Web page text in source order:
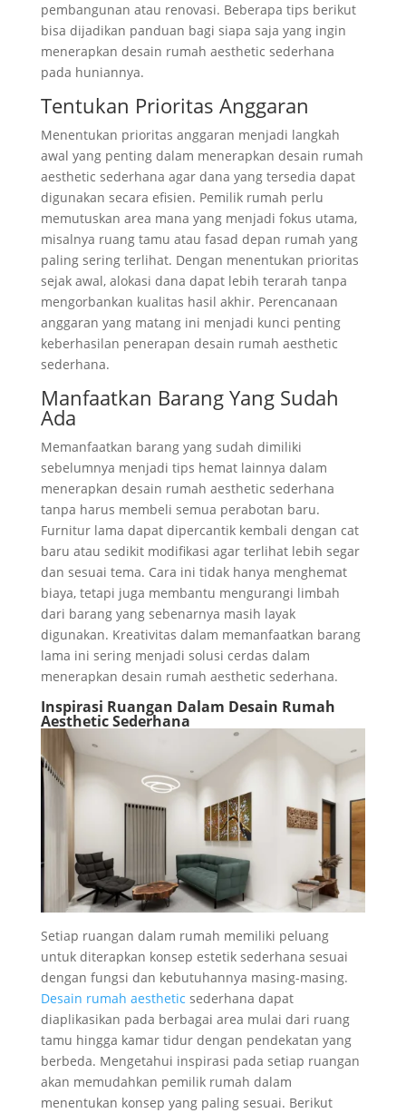
pembangunan atau renovasi. Beberapa tips berikut
bisa dijadikan panduan bagi siapa saja yang ingin
menerapkan desain rumah aesthetic sederhana
pada huniannya.
Tentukan Prioritas Anggaran
Menentukan prioritas anggaran menjadi langkah
awal yang penting dalam menerapkan desain rumah
aesthetic sederhana agar dana yang tersedia dapat
digunakan secara efisien. Pemilik rumah perlu
memutuskan area mana yang menjadi fokus utama,
misalnya ruang tamu atau fasad depan rumah yang
paling sering terlihat. Dengan menentukan prioritas
sejak awal, alokasi dana dapat lebih terarah tanpa
mengorbankan kualitas hasil akhir. Perencanaan
anggaran yang matang ini menjadi kunci penting
keberhasilan penerapan desain rumah aesthetic
sederhana.
Manfaatkan Barang Yang Sudah
Ada
Memanfaatkan barang yang sudah dimiliki
sebelumnya menjadi tips hemat lainnya dalam
menerapkan desain rumah aesthetic sederhana
tanpa harus membeli semua perabotan baru.
Furnitur lama dapat dipercantik kembali dengan cat
baru atau sedikit modifikasi agar terlihat lebih segar
dan sesuai tema. Cara ini tidak hanya menghemat
biaya, tetapi juga membantu mengurangi limbah
dari barang yang sebenarnya masih layak
digunakan. Kreativitas dalam memanfaatkan barang
lama ini sering menjadi solusi cerdas dalam
menerapkan desain rumah aesthetic sederhana.
Inspirasi Ruangan Dalam Desain Rumah
Aesthetic Sederhana
Setiap ruangan dalam rumah memiliki peluang
untuk diterapkan konsep estetik sederhana sesuai
dengan fungsi dan kebutuhannya masing-masing.
Desain rumah aesthetic sederhana dapat
diaplikasikan pada berbagai area mulai dari ruang
tamu hingga kamar tidur dengan pendekatan yang
berbeda. Mengetahui inspirasi pada setiap ruangan
akan memudahkan pemilik rumah dalam
menentukan konsep yang paling sesuai. Berikut